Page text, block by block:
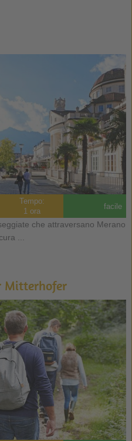
Tempo:
1 ora
facile
che attraversano Merano
...
Mitterhofer